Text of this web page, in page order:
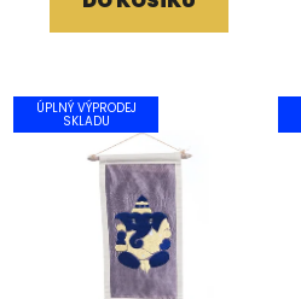
ÚPLNÝ VÝPRODEJ
SKLADU